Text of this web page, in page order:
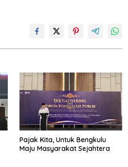
Pajak Kita, Untuk Bengkulu
Maju Masyarakat Sejahtera